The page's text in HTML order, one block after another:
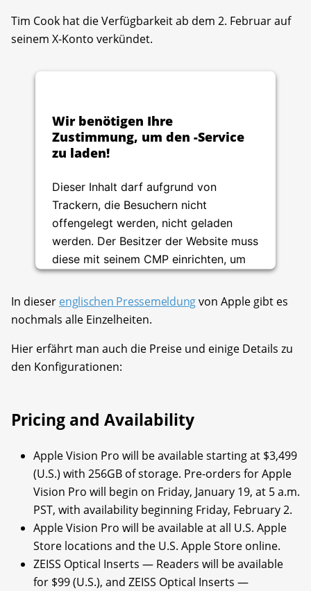
Tim Cook hat die Verfügbarkeit ab dem 2. Februar auf
seinem X-Konto verkündet.
Wir benötigen Ihre
Zustimmung, um den -Service
zu laden!
Dieser Inhalt darf aufgrund von
Trackern, die Besuchern nicht
offengelegt werden, nicht geladen
werden. Der Besitzer der Website muss
diese mit seinem CMP einrichten, um
diesen Inhalt zur Liste der verwendeten
Technologien hinzuzufügen.
powered byUsercentrics Consent
Management Platform
In dieser englischen Pressemeldungvon Apple gibt es
nochmals alle Einzelheiten.
Hier erfährt man auch die Preise und einige Details zu
den Konfigurationen:
Pricing and Availability
Apple Vision Pro will be available starting at $3,499
(U.S.) with 256GB of storage. Pre-orders for Apple
Vision Pro will begin on Friday, January 19, at 5 a.m.
PST, with availability beginning Friday, February 2.
Apple Vision Pro will be available at all U.S. Apple
Store locations and the U.S. Apple Store online.
ZEISS Optical Inserts — Readers will be available
for $99 (U.S.), and ZEISS Optical Inserts —